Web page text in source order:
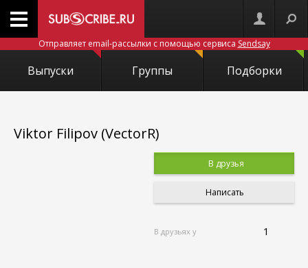
Отправляет email-рассылки с помощью сервиса Sendsay
Выпуски Группы Подборки
Viktor Filipov (VectorR)
В друзья
Написать
В друзьях у 1